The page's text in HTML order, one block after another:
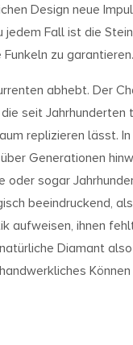
Design neue
Fall ist die
zu garantieren.
abhebt. Der
seit Jahrhunderten
replizieren lässt.
Generationen
sogar
beeindruckend,
aufweisen, ihnen
Diamant